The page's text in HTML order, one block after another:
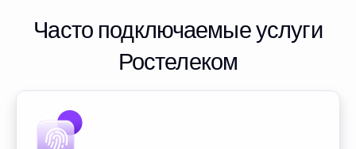
Часто подключаемые услуги
Ростелеком